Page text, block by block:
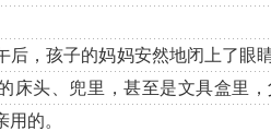
，孩子的妈妈安然地闭上了眼
床头、兜里，甚至是文具盒里
的。